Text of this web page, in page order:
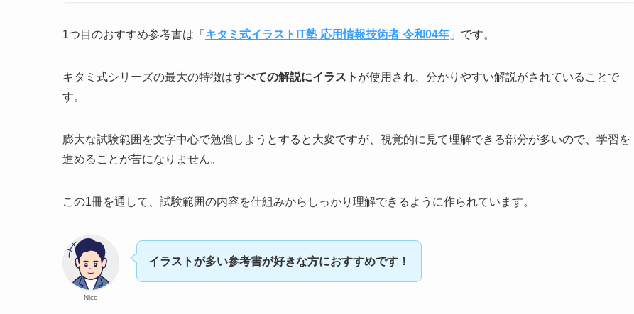
1つ目のおすすめ参考書は「 キタミ式イラストIT塾 応用情報技術者 令和04年 」です。
キタミ式シリーズの最大の特徴はすべての解説にイラスト が使用され、分かりやすい解説がされていることで
す。
膨大な試験範囲を文字中心で勉強しようとすると大変ですが、視覚的に見て理解できる部分が多いので、学習を
進めることが苦になりません。
この1冊を通して、試験範囲の内容を仕組みからしっかり理解できるように作られています。
Nico
イラストが多い参考書が好きな方におすすめです！